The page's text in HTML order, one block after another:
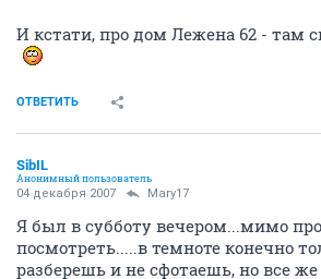
И кстати, про дом Лежена 62 - там
ОТВЕТИТЬ
SibIL
Анонимный пользователь
04 декабря 2007 Mary17
Я был в субботу вечером...мимо
посмотреть.....в темноте конечно
разберешь и не сфотаешь, но все